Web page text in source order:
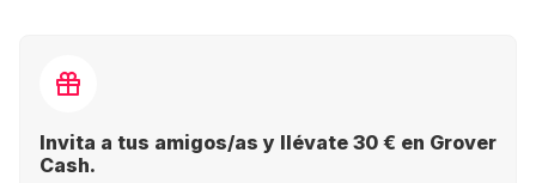
Invita a tus amigos/as y llévate 30 € en Grover
Cash.